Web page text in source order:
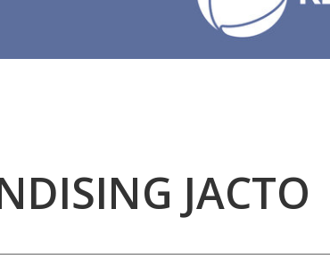
JACTO